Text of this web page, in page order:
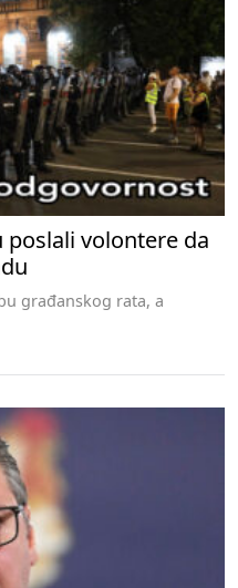
poslali volontere da
građanskog rata, a